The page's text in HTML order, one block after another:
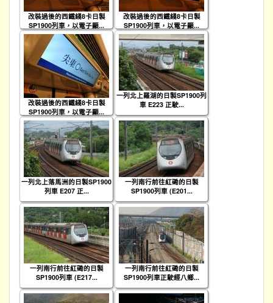
改裝過後的西鐵綫8卡日製
SP1900列車，以電子顯...
改裝過後的西鐵綫8卡日製
SP1900列車，以電子顯...
改裝過後的西鐵綫8卡日製
SP1900列車，以電子顯...
一列北上羅湖的日製SP1900列
車 E223 正駛...
一列北上落馬洲的日製SP1900
列車 E207 正...
一列南行前往紅磡的日製
SP1900列車 (E201...
一列南行前往紅磡的日製
SP1900列車 (E217...
一列南行前往紅磡的日製
SP1900列車正駛經八鄉...